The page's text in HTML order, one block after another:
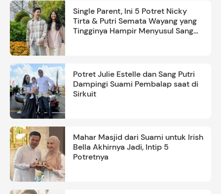
Single Parent, Ini 5 Potret Nicky
Tirta & Putri Semata Wayang yang
Tingginya Hampir Menyusul Sang
Potret Julie Estelle dan Sang Putri
Dampingi Suami Pembalap saat di
Sirkuit
Mahar Masjid dari Suami untuk Irish
Bella Akhirnya Jadi, Intip 5
Potretnya